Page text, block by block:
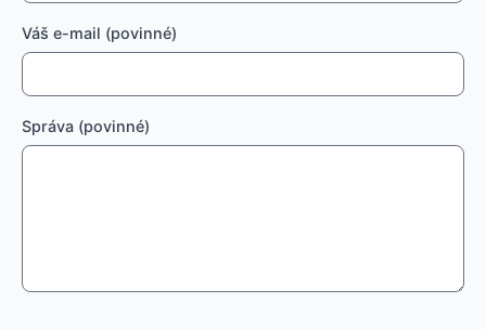
Váš e-mail (povinné)
Správa (povinné)